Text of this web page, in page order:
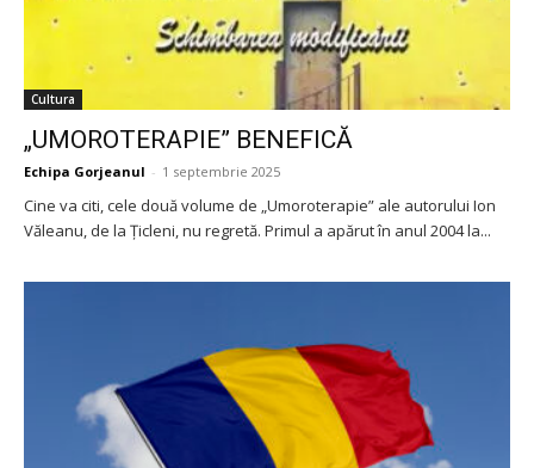
Cultura
„UMOROTERAPIE” BENEFICĂ
Echipa Gorjeanul - 1 septembrie 2025
Cine va citi, cele două volume de „Umoroterapie” ale autorului Ion
Văleanu, de la Ţicleni, nu regretă. Primul a apărut în anul 2004 la...